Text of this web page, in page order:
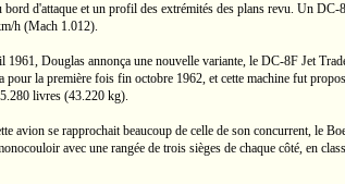
d'attaque et un profil des extrémités des plans revu. Un DC-
h (Mach 1.012).
Douglas annonça une nouvelle variante, le DC-8F Jet
pour la première fois fin octobre 1962, et cette machine fut
livres (43.220 kg).
avion se rapprochait beaucoup de celle de son concurrent, le
avec une rangée de trois sièges de chaque côté, en